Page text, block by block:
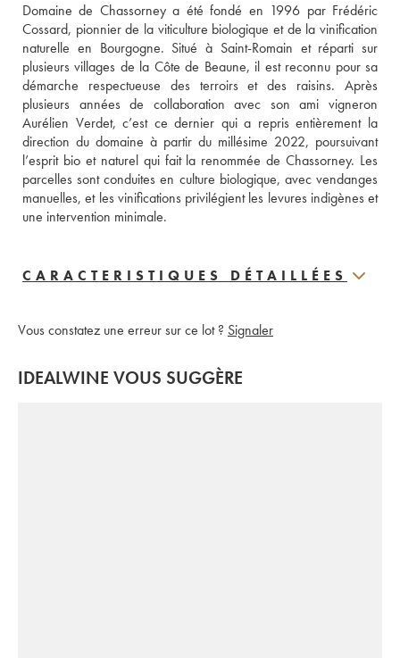
Domaine de Chassorney a été fondé en 1996 par Frédéric
Cossard, pionnier de la viticulture biologique et de la vinification
naturelle en Bourgogne. Situé à Saint-Romain et réparti sur
plusieurs villages de la Côte de Beaune, il est reconnu pour sa
démarche respectueuse des terroirs et des raisins. Après
plusieurs années de collaboration avec son ami vigneron
Aurélien Verdet, c’est ce dernier qui a repris entièrement la
direction du domaine à partir du millésime 2022, poursuivant
l’esprit bio et naturel qui fait la renommée de Chassorney. Les
parcelles sont conduites en culture biologique, avec vendanges
manuelles, et les vinifications privilégient les levures indigènes et
une intervention minimale.
CARACTERISTIQUES DÉTAILLÉES
Vous constatez une erreur sur ce lot ? Signaler
IDEALWINE VOUS SUGGÈRE